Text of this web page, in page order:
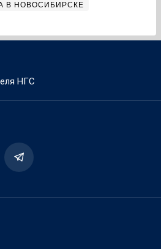
В НОВОСИБИРСКЕ
НГС